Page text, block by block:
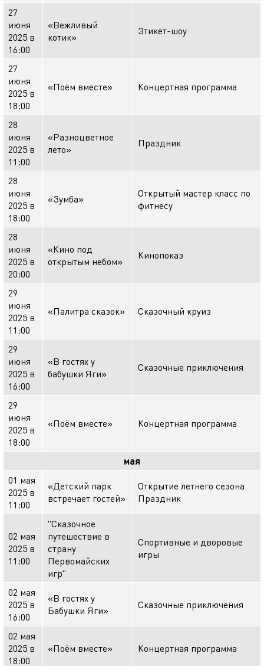
27
июня
2025 в
16:00
«Вежливый
котик»
Этикет-шоу
27
июня
2025 в
18:00
«Поём вместе» Концертная программа
28
июня
2025 в
11:00
«Разноцветное
лето»
Праздник
28
июня
2025 в
18:00
«Зумба»
Открытый мастер класс по
фитнесу
28
июня
2025 в
20:00
«Кино под
открытым небом»
Кинопоказ
29
июня
2025 в
11:00
«Палитра сказок» Сказочный круиз
29
июня
2025 в
16:00
«В гостях у
бабушки Яги»
Сказочные приключения
29
июня
2025 в
18:00
«Поём вместе» Концертная программа
мая
01 мая
2025 в
11:00
«Детский парк
встречает гостей»
Открытие летнего сезона
Праздник
02 мая
2025 в
11:00
"Сказочное
путешествие в
страну
Первомайских
игр"
Спортивные и дворовые
игры
02 мая
2025 в
16:00
«В гостях у
Бабушки Яги»
Сказочные приключения
02 мая
2025 в
18:00
«Поём вместе» Концертная программа